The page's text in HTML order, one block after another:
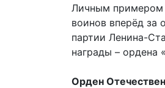
Личным примером
воинов вперёд за
партии Ленина-
награды – ордена
Орден